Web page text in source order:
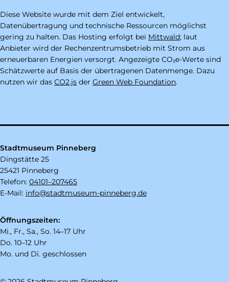
Diese Website wurde mit dem Ziel entwickelt,
Datenübertragung und technische Ressourcen möglichst
gering zu halten. Das Hosting erfolgt bei Mittwald; laut
Anbieter wird der Rechenzentrumsbetrieb mit Strom aus
erneuerbaren Energien versorgt. Angezeigte CO₂e-Werte sind
Schätzwerte auf Basis der übertragenen Datenmenge. Dazu
nutzen wir das CO2.js der Green Web Foundation.
Stadtmuseum Pinneberg
Dingstätte 25
25421 Pinneberg
Telefon: 04101–207465
E-Mail: info@stadtmuseum-pinneberg.de
Öffnungszeiten:
Mi., Fr., Sa., So. 14–17 Uhr
Do. 10–12 Uhr
Mo. und Di. geschlossen